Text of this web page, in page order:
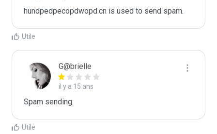
hundpedpecopdwopd.cn is used to send spam.
Utile
G@brielle
il y a 15 ans
Spam sending.
Utile